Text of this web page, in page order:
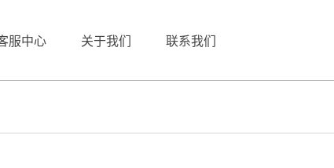
服中心 关于我们 联系我们